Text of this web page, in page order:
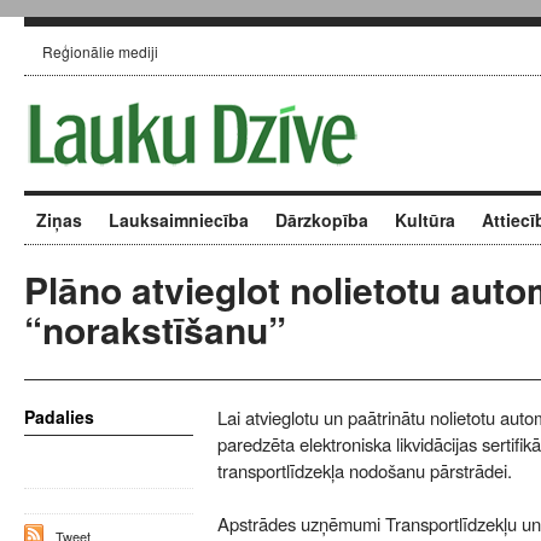
Reģionālie mediji
Ziņas Lauksaimniecība Dārzkopība Kultūra
Plāno atvieglot nolietotu
“norakstīšanu”
Lai atvieglotu un paātrinātu nolietotu
paredzēta elektroniska likvidācijas
transportlīdzekļa nodošanu pārstrādei.
Apstrādes uzņēmumi Transportlīdzekļu
Padalies
Tweet